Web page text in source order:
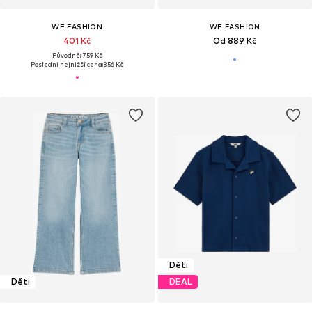
WE FASHION
401 Kč
Původně: 759 Kč
Poslední nejnižší cena:356 Kč
WE FASHION
Od 889 Kč
Děti
Děti
DEAL